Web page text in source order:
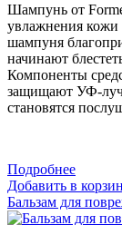
Шампунь от
увлажнения кожи
шампуня
начинают
Компоненты
защищают УФ-
становятся
Подробнеe
Добавить в
Бальзам для